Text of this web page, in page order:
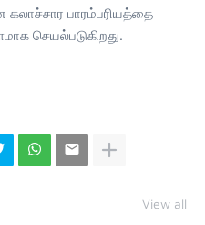
பாரம்பரியத்தை
செயல்படுகிறது.
View all